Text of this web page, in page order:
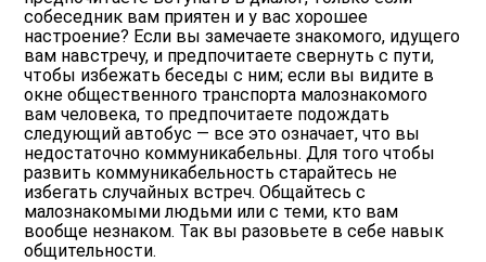
собеседник вам приятен и у вас хорошее
настроение? Если вы замечаете знакомого, идущего
вам навстречу, и предпочитаете свернуть с пути,
чтобы избежать беседы с ним; если вы видите в
окне общественного транспорта малознакомого
вам человека, то предпочитаете подождать
следующий автобус — все это означает, что вы
недостаточно коммуникабельны. Для того чтобы
развить коммуникабельность старайтесь не
избегать случайных встреч. Общайтесь с
малознакомыми людьми или с теми, кто вам
вообще незнаком. Так вы разовьете в себе навык
общительности.